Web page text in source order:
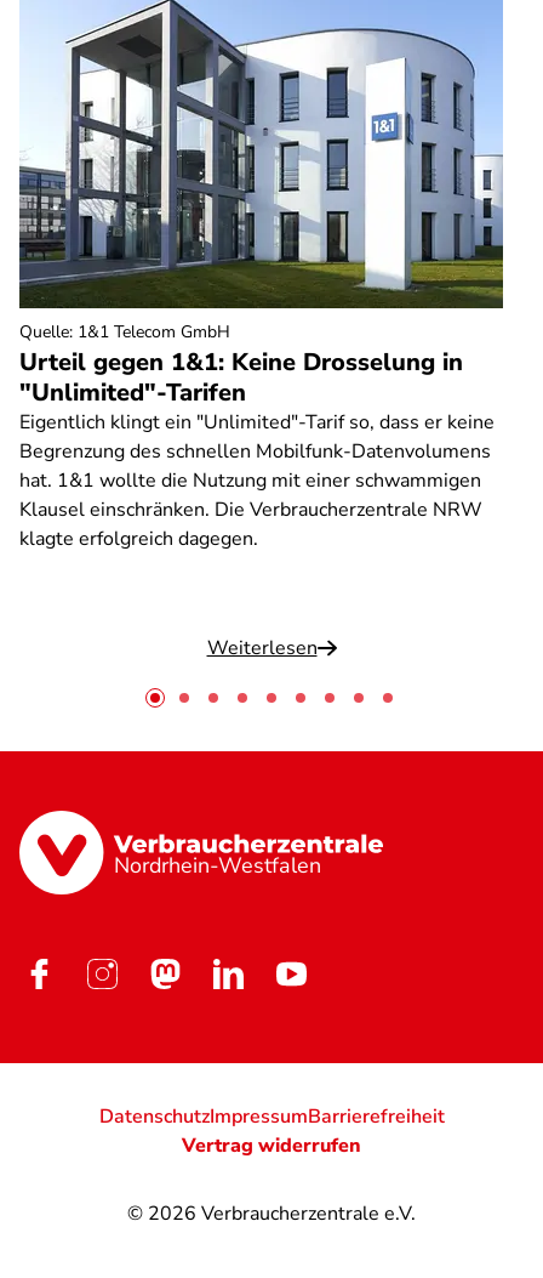
Urteil gegen 1&1: Keine Drosselung in
"Unlimited"-Tarifen
Eigentlich klingt ein "Unlimited"-Tarif so, dass er keine
Begrenzung des schnellen Mobilfunk-Datenvolumens
hat. 1&1 wollte die Nutzung mit einer schwammigen
Klausel einschränken. Die Verbraucherzentrale NRW
klagte erfolgreich dagegen.
Weiterlesen
Quelle: 1&1 Telecom GmbH
Nordrhein-Westfalen
© 2026 Verbraucherzentrale e.V.
DatenschutzImpressumBarrierefreiheit
Vertrag widerrufen